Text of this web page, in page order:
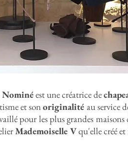
est une créatrice de
et sonoriginalité au service
pour les plus grandes
Mademoiselle Vqu'elle créé